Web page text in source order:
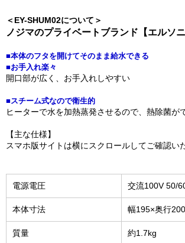
＜EY-SHUM02について＞
ノジマのプライベートブランド【エルソ
■本体のフタを開けてそのまま給水できる
■お手入れ楽々
開口部が広く、お手入れしやすい
■スチーム式なので衛生的
ヒーターで水を加熱蒸発させるので、熱除菌が
【主な仕様】
スマホ版サイトは横にスクロールしてご確認い
電源電圧 交流100V 50/
本体寸法 幅195×奥行
質量 約1.7kg